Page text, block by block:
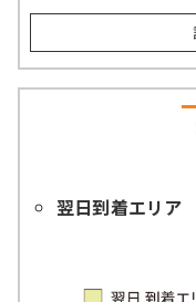
翌日到着エリア